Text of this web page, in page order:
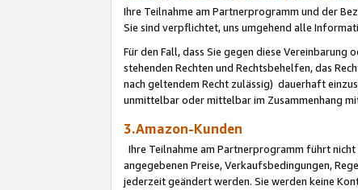
Ihre Teilnahme am Partnerprogramm und der
Sie sind verpflichtet, uns umgehend alle
Für den Fall, dass Sie gegen diese
stehenden Rechten und Rechtsbehelfen, das
nach geltendem Recht zulässig) dauerhaft
unmittelbar oder mittelbar im Zusammenhang
3.Amazon-Kunden
Ihre Teilnahme am Partnerprogramm führt
angegebenen Preise, Verkaufsbedingungen,
jederzeit geändert werden. Sie werden keine